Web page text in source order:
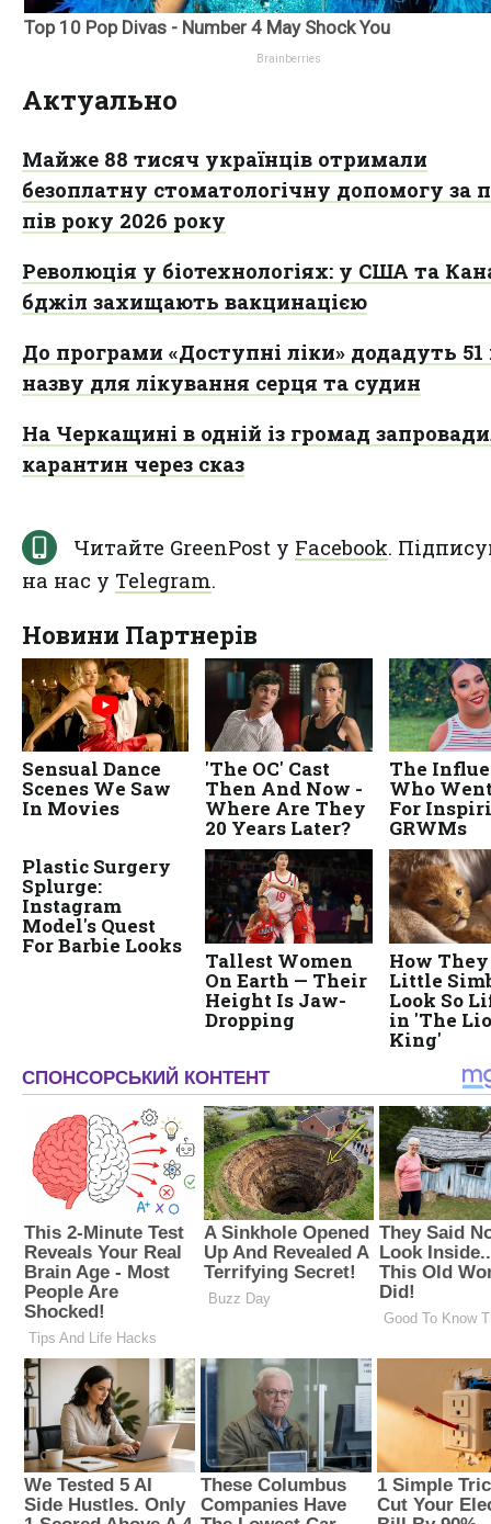
Актуально
Майже 88 тисяч українців отримали
безоплатну стоматологічну допомогу за
пів року 2026 року
Революція у біотехнологіях: у США та
бджіл захищають вакцинацією
До програми «Доступні ліки» додадуть 51
назву для лікування серця та судин
На Черкащині в одній із громад
карантин через сказ
Читайте GreenPost у Facebook.
на нас у Telegram.